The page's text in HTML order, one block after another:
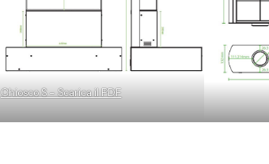
Chiosco S – Scarica il PDF